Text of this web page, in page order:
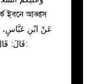
قَالَ: قَالَ رَسُولُ اللَّهِ ﷺ لِلْعَبَّاسِ بْنِ عَبْدِ الْمُطَّلِبِ: